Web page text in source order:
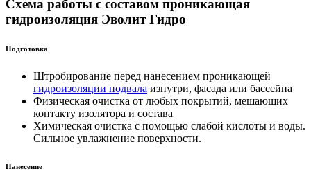
Схема работы с составом проникающая
гидроизоляция Эволит Гидро
Подготовка
Штробирование перед нанесением проникающей
гидроизоляции подвала изнутри, фасада или бассейна
Физическая очистка от любых покрытий, мешающих
контакту изолятора и состава
Химическая очистка с помощью слабой кислоты и воды.
Сильное увлажнение поверхности.
Нанесение